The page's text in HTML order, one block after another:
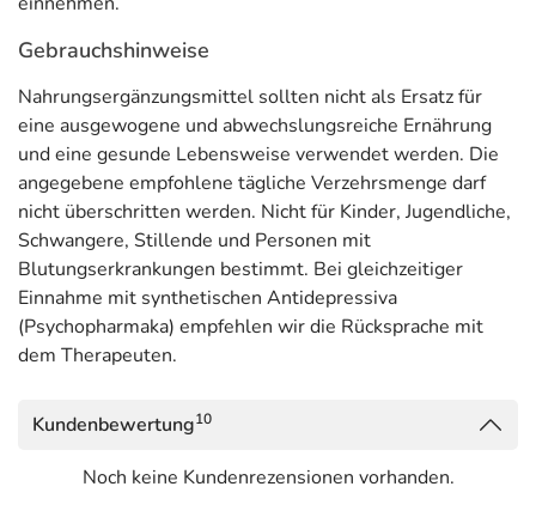
Gebrauchshinweise
Nahrungsergänzungsmittel sollten nicht als Ersatz für
eine ausgewogene und abwechslungsreiche Ernährung
und eine gesunde Lebensweise verwendet werden. Die
angegebene empfohlene tägliche Verzehrsmenge darf
nicht überschritten werden. Nicht für Kinder, Jugendliche,
Schwangere, Stillende und Personen mit
Blutungserkrankungen bestimmt. Bei gleichzeitiger
Einnahme mit synthetischen Antidepressiva
(Psychopharmaka) empfehlen wir die Rücksprache mit
dem Therapeuten.
Kundenbewertung10
Noch keine Kundenrezensionen vorhanden.